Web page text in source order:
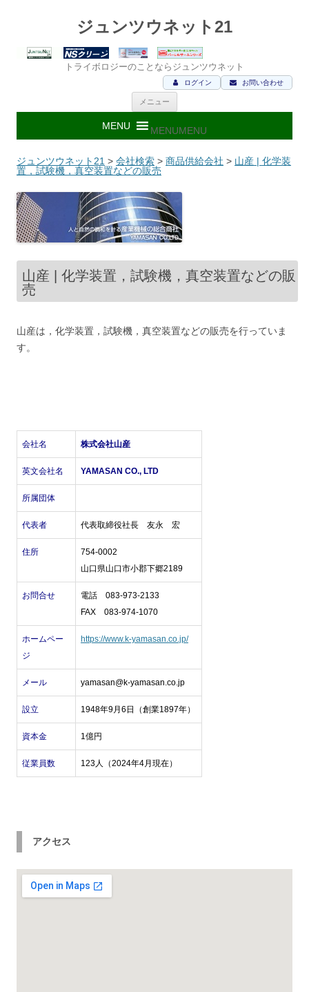
ジュンツウネット21
トライボロジーのことならジュンツウネット
お問い合わせ
ログイン
メニュー
ン
ツ
ス
キ
MENUMENU
ジュンツウネット21 > 会社検索 > 商品供給会社 > 山産 | 化学装
置，試験機，真空装置などの販売
山産 | 化学装置，試験機，真空装置などの販
売
山産は，化学装置，試験機，真空装置などの販売を行っていま
す。
会社名 株式会社山産
英文会社名 YAMASAN CO., LTD
所属団体
代表者 代表取締役社長 友永 宏
住所
754-0002
山口県山口市小郡下郷2189
お問合せ
電話 083-973-2133
FAX 083-974-1070
ホームペー
ジ
https://www.k-yamasan.co.jp/
メール yamasan@k-yamasan.co.jp
設立 1948年9月6日（創業1897年）
資本金 1億円
従業員数 123人（2024年4月現在）
アクセス